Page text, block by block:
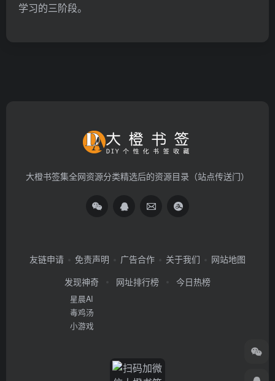
学习的三阶段。
大橙书签集全网资源分类精选后的资源目录（站点传送门）
友链申请 免责声明 广告合作 关于我们
网站地图
发现神奇
星晨AI
毒鸡汤
小游戏
网址排行榜 今日热榜